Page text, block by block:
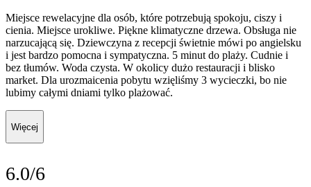
Miejsce rewelacyjne dla osób, które potrzebują spokoju, ciszy i
cienia. Miejsce urokliwe. Piękne klimatyczne drzewa. Obsługa nie
narzucającą się. Dziewczyna z recepcji świetnie mówi po angielsku
i jest bardzo pomocna i sympatyczna. 5 minut do plaży. Cudnie i
bez tłumów. Woda czysta. W okolicy dużo restauracji i blisko
market. Dla urozmaicenia pobytu wzięliśmy 3 wycieczki, bo nie
lubimy całymi dniami tylko plażować.
Więcej
6.0/6